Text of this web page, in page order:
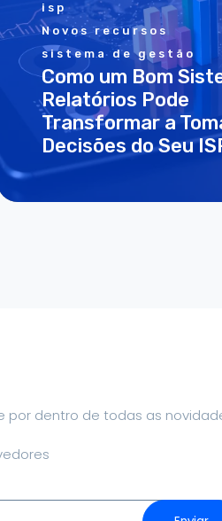
isp
Novos recursos
sistema de gestão
Como um Bom
Relatórios Pode
Transformar a
Decisões do Seu
por dentro de todas as